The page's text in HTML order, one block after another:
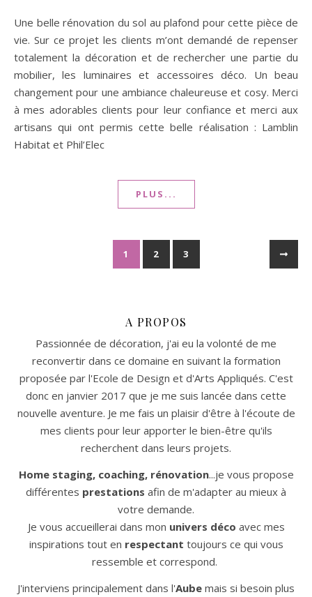
Une belle rénovation du sol au plafond pour cette pièce de
vie. Sur ce projet les clients m’ont demandé de repenser
totalement la décoration et de rechercher une partie du
mobilier, les luminaires et accessoires déco. Un beau
changement pour une ambiance chaleureuse et cosy. Merci
à mes adorables clients pour leur confiance et merci aux
artisans qui ont permis cette belle réalisation : Lamblin
Habitat et Phil’Elec
PLUS...
1 2 3
A PROPOS
Passionnée de décoration, j'ai eu la volonté de me
reconvertir dans ce domaine en suivant la formation
proposée par l'Ecole de Design et d'Arts Appliqués. C'est
donc en janvier 2017 que je me suis lancée dans cette
nouvelle aventure. Je me fais un plaisir d'être à l'écoute de
mes clients pour leur apporter le bien-être qu'ils
recherchent dans leurs projets.
Home staging, coaching, rénovation...je vous propose
différentes prestations afin de m'adapter au mieux à
votre demande.
Je vous accueillerai dans mon univers déco avec mes
inspirations tout en respectant toujours ce qui vous
ressemble et correspond.
J'interviens principalement dans l'Aube mais si besoin plus